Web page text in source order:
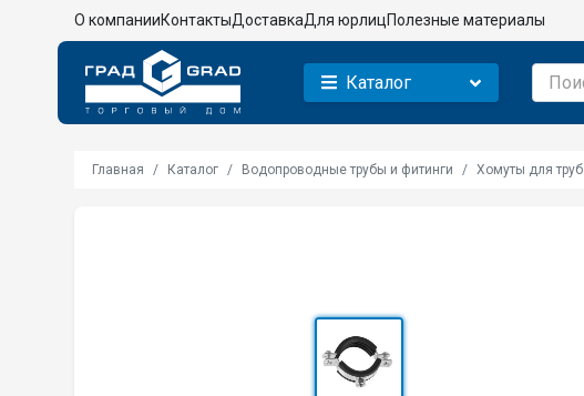
О компанииКонтактыДоставкаДля юрлицПолезные материалы
Каталог
Главная Каталог Водопроводные трубы и фитинги Хомуты для труб